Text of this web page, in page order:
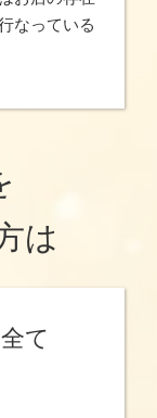
なっている
は
て